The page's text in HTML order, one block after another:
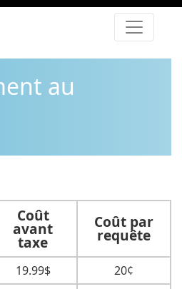
au
Coût
avant
taxe
Coût par
requête
19.99$
20¢